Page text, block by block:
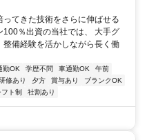
てきた技術をさらに伸ばせる
％出資の当社では、 大手グ
備経験を活かしながら長く働
勤OK 学歴不問 車通勤OK
午前
修あり 夕方 賞与あり
ブランクOK
フト制 社割あり